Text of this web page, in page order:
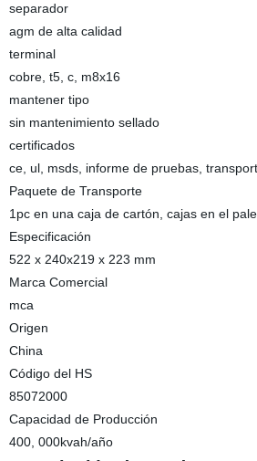
separador
agm de alta calidad
terminal
cobre, t5, c, m8x16
mantener tipo
sin mantenimiento sellado
certificados
ce, ul, msds, informe de pruebas,
Paquete de Transporte
1pc en una caja de cartón, cajas en el
Especificación
522 x 240x219 x 223 mm
Marca Comercial
mca
Origen
China
Código del HS
85072000
Capacidad de Producción
400, 000kvah/año